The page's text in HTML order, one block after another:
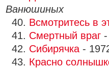
Ванюшиных
40. Всмотритесь в
41. Смертный враг
42. Сибирячка -
43. Красно